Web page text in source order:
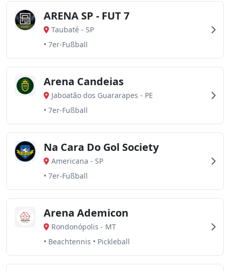
ARENA SP - FUT 7
Taubaté - SP
• 7er-Fußball
Arena Candeias
Jaboatão dos Guararapes - PE
• 7er-Fußball
Na Cara Do Gol Society
Americana - SP
• 7er-Fußball
Arena Ademicon
Rondonópolis - MT
• Beachtennis • Pickleball